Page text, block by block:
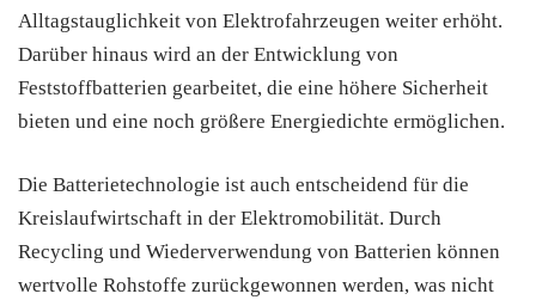
Alltagstauglichkeit von Elektrofahrzeugen weiter erhöht.
Darüber hinaus wird an der Entwicklung von
Feststoffbatterien gearbeitet, die eine höhere Sicherheit
bieten und eine noch größere Energiedichte ermöglichen.
Die Batterietechnologie ist auch entscheidend für die
Kreislaufwirtschaft in der Elektromobilität. Durch
Recycling und Wiederverwendung von Batterien können
wertvolle Rohstoffe zurückgewonnen werden, was nicht